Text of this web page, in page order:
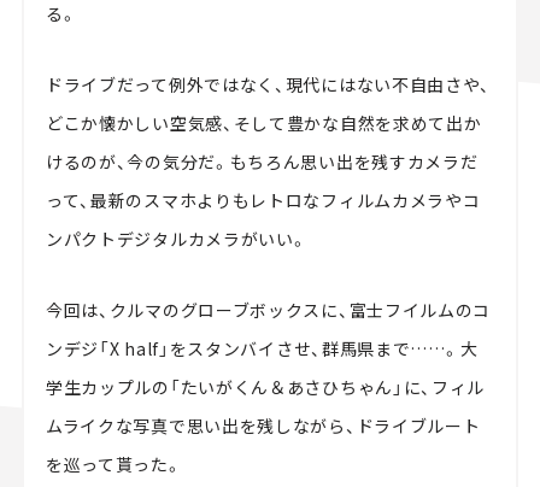
る。
ドライブだって例外ではなく、現代にはない不自由さや、
どこか懐かしい空気感、そして豊かな自然を求めて出か
けるのが、今の気分だ。もちろん思い出を残すカメラだ
って、最新のスマホよりもレトロなフィルムカメラやコ
ンパクトデジタルカメラがいい。
今回は、クルマのグローブボックスに、富士フイルムのコ
ンデジ「X half」をスタンバイさせ、群馬県まで……。大
学生カップルの「たいがくん＆あさひちゃん」に、フィル
ムライクな写真で思い出を残しながら、ドライブルート
を巡って貰った。